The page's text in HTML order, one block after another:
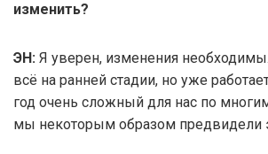
изменить?
ЭН: Я уверен, изменения
всё на ранней стадии, но уже
год очень сложный для нас по
мы некоторым образом предвидели